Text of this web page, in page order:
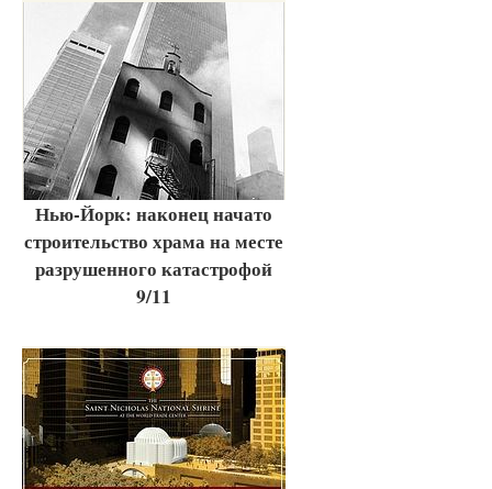
Нью-Йорк: наконец начато
строительство храма на месте
разрушенного катастрофой
9/11